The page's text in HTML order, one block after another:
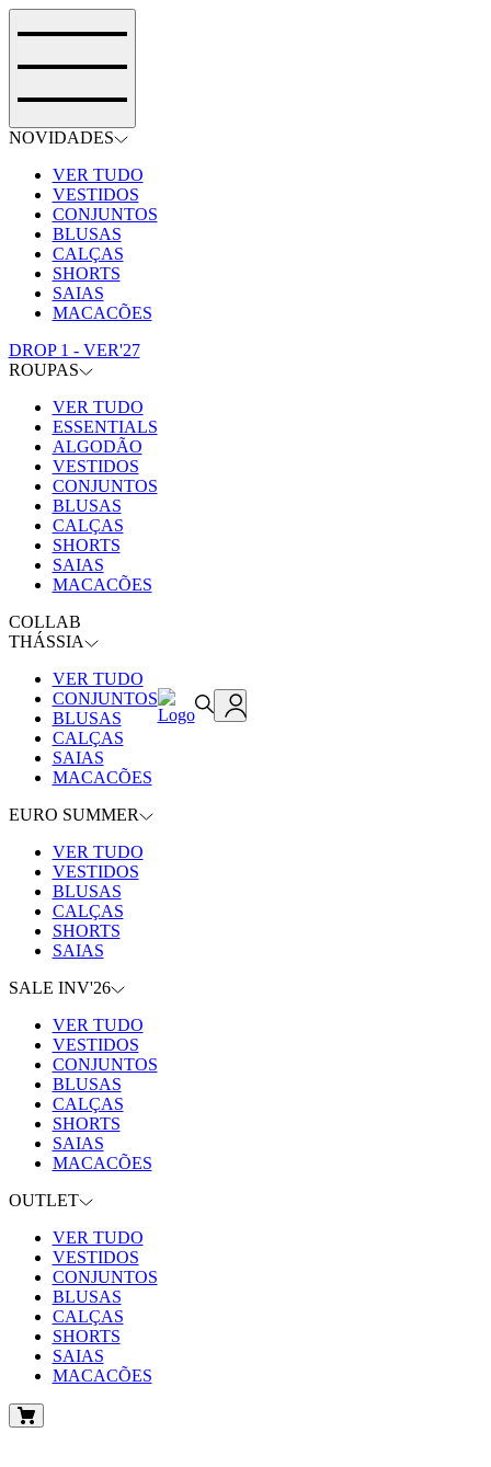
NOVIDADES
VER TUDO
VESTIDOS
CONJUNTOS
BLUSAS
CALÇAS
SHORTS
SAIAS
MACACÕES
DROP 1 - VER'27
ROUPAS
VER TUDO
ESSENTIALS
ALGODÃO
VESTIDOS
CONJUNTOS
BLUSAS
CALÇAS
SHORTS
SAIAS
MACACÕES
COLLAB
THÁSSIA
VER TUDO
CONJUNTOS
BLUSAS
CALÇAS
SAIAS
MACACÕES
EURO SUMMER
VER TUDO
VESTIDOS
BLUSAS
CALÇAS
SHORTS
SAIAS
SALE INV'26
VER TUDO
VESTIDOS
CONJUNTOS
BLUSAS
CALÇAS
SHORTS
SAIAS
MACACÕES
OUTLET
VER TUDO
VESTIDOS
CONJUNTOS
BLUSAS
CALÇAS
SHORTS
SAIAS
MACACÕES